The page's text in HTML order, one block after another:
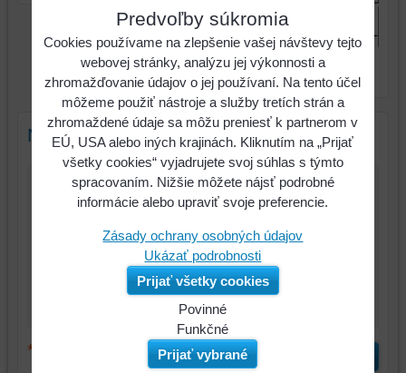
3/8" izolované predĺženie,
150mm
Nový komentár
*
Predvoľby súkromia
Cookies používame na zlepšenie vašej návštevy tejto
webovej stránky, analýzu jej výkonnosti a
zhromažďovanie údajov o jej používaní. Na tento účel
môžeme použiť nástroje a služby tretích strán a
zhromaždené údaje sa môžu preniesť k partnerom v
EÚ, USA alebo iných krajinách. Kliknutím na „Prijať
všetky cookies“ vyjadrujete svoj súhlas s týmto
spracovaním. Nižšie môžete nájsť podrobné
informácie alebo upraviť svoje preferencie.
Zásady ochrany osobných údajov
Ukázať podrobnosti
Prijať všetky cookies
Povinné
Funkčné
Prijať vybrané